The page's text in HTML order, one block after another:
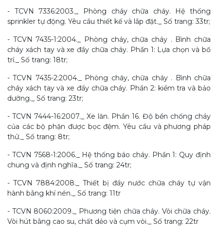
- TCVN 7336:2003._ Phòng cháy chữa cháy. Hệ thống
sprinkler tự động. Yêu cầu thiết kế và lắp đặt._ Số trang: 33tr;
- TCVN 7435-1:2004._ Phòng cháy, chữa cháy . Bình chữa
cháy xách tay và xe đẩy chữa cháy. Phần 1: Lựa chọn và bố
trí._ Số trang: 18tr;
- TCVN 7435-2:2004._ Phòng cháy, chữa cháy . Bình chữa
cháy xách tay và xe đẩy chữa cháy. Phần 2: kiểm tra và bảo
dưỡng._ Số trang: 23tr;
- TCVN 7444-16:2007._ Xe lăn. Phần 16. Độ bền chống cháy
của các bộ phận được bọc đệm. Yêu cầu và phương pháp
thử._ Số trang: 8tr;
- TCVN 7568-1:2006._ Hệ thống báo cháy. Phần 1: Quy định
chung và định nghĩa._ Số trang: 24tr;
- TCVN 7884:2008._ Thiết bị đẩy nước chữa cháy tự vận
hành bằng khí nén._ Số trang: 11tr
- TCVN 8060:2009._ Phương tiện chữa cháy. Vòi chữa cháy.
Vòi hút bằng cao su, chất dẻo và cụm vòi._ Số trang: 22tr